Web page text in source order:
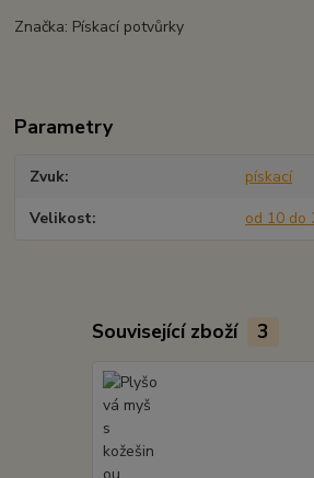
Značka: Pískací potvůrky
Parametry
Zvuk pískací
Velikost od 10 do
Související zboží 3